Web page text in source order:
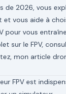
de 2026, vous
vous aide à
pour vous
sur le FPV,
mon article
FPV est